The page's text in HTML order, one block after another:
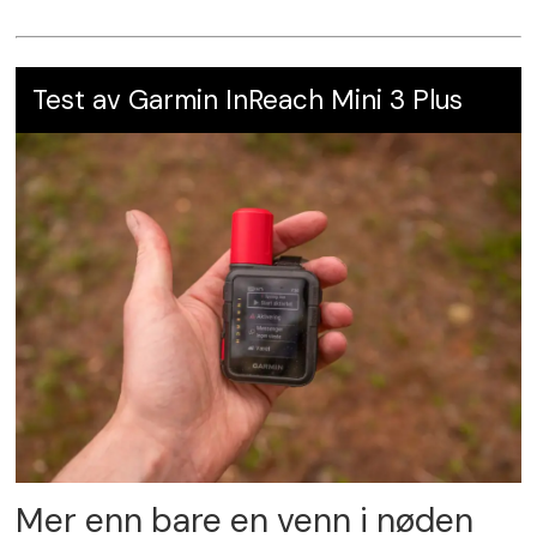
Test av Garmin InReach Mini 3 Plus
Mer enn bare en venn i nøden